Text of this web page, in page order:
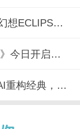
《东方Project》公认二次创作《东方幻想ECLIPSE》7月23日正式上市
最高50元微信红包掉不停！《远征OL》今日开启美食节新区「玉脍」！
游戏不再是年轻人专属！优友互动用AI重构经典，全民都能玩